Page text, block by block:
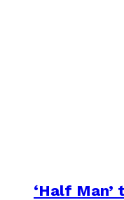
‘Half Man’